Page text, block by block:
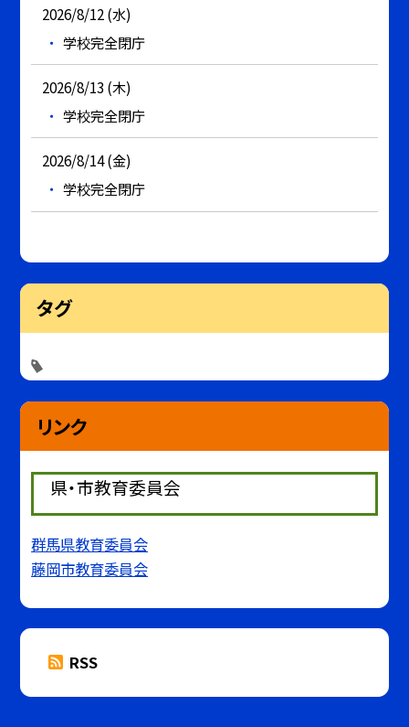
2026/8/12 (水)
学校完全閉庁
2026/8/13 (木)
学校完全閉庁
2026/8/14 (金)
学校完全閉庁
タグ
リンク
県・市教育委員会
群馬県教育委員会
藤岡市教育委員会
RSS